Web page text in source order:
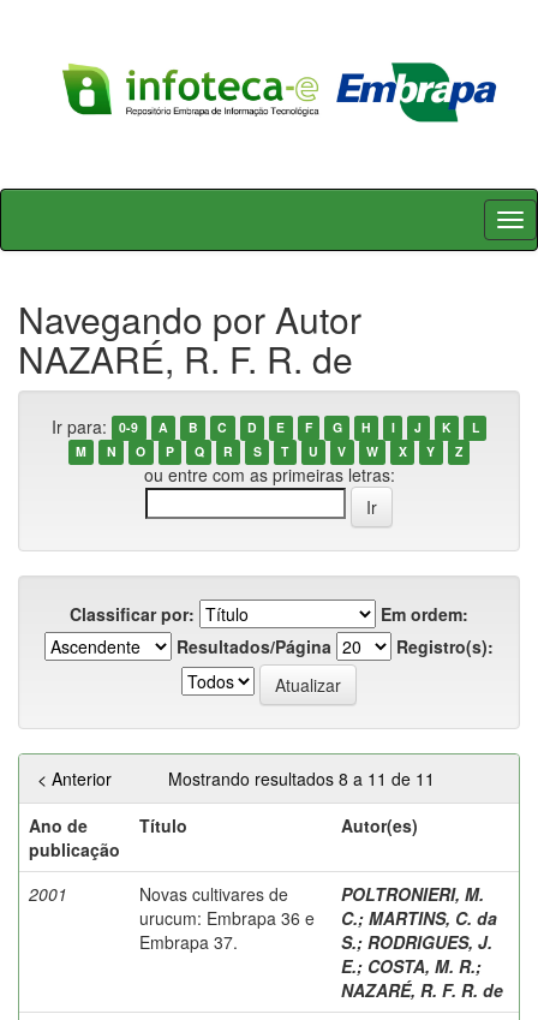
Skip
Navegando por Autor
NAZARÉ, R. F. R. de
Ir para: 0-9 A B C D E F G H I J K
L
M
N O P Q R S T U V W X Y Z
ou entre com as primeiras letras:
Classificar por:
Em ordem:
Resultados/Página
Registro(s):
Mostrando resultados 8 a 11 de 11
< Anterior
Ano de
publicação
Título Autor(es)
2001
Novas cultivares de
urucum: Embrapa 36 e
Embrapa 37.
POLTRONIERI, M.
C.; MARTINS, C. da
S.; RODRIGUES, J.
E.; COSTA, M. R.;
NAZARÉ, R. F. R. de